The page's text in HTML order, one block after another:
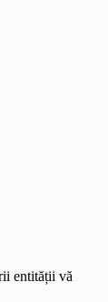
entității vă